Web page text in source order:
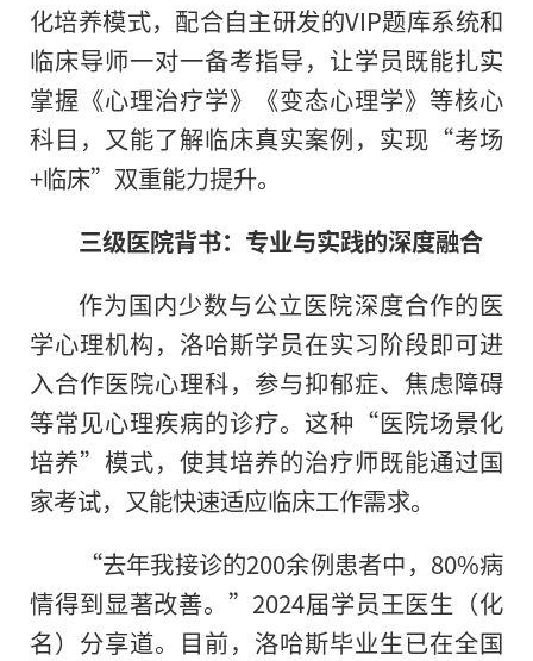
化培养模式，配合自主研发的VIP题库系统和
临床导师一对一备考指导，让学员既能扎实
掌握《心理治疗学》《变态心理学》等核心
科目，又能了解临床真实案例，实现“考场
+临床”双重能力提升。
三级医院背书：专业与实践的深度融合
作为国内少数与公立医院深度合作的医
学心理机构，洛哈斯学员在实习阶段即可进
入合作医院心理科，参与抑郁症、焦虑障碍
等常见心理疾病的诊疗。这种“医院场景化
培养”模式，使其培养的治疗师既能通过国
家考试，又能快速适应临床工作需求。
“去年我接诊的200余例患者中，80%病
情得到显著改善。”2024届学员王医生（化
名）分享道。目前，洛哈斯毕业生已在全国